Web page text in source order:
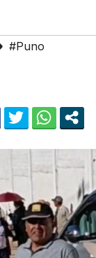
#Puno